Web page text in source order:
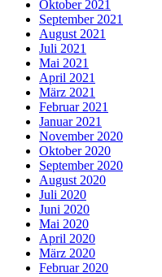
Oktober 2021
September 2021
August 2021
Juli 2021
Mai 2021
April 2021
März 2021
Februar 2021
Januar 2021
November 2020
Oktober 2020
September 2020
August 2020
Juli 2020
Juni 2020
Mai 2020
April 2020
März 2020
Februar 2020